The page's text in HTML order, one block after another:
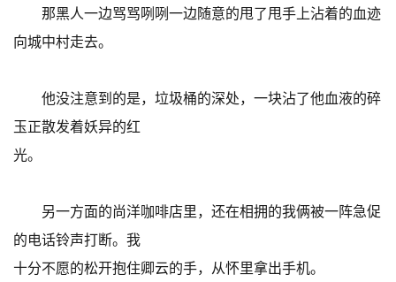
那黑人一边骂骂咧咧一边随意的甩了甩手上沾着的血迹
向城中村走去。
他没注意到的是，垃圾桶的深处，一块沾了他血液的碎
玉正散发着妖异的红
光。
另一方面的尚洋咖啡店里，还在相拥的我俩被一阵急促
的电话铃声打断。我
十分不愿的松开抱住卿云的手，从怀里拿出手机。